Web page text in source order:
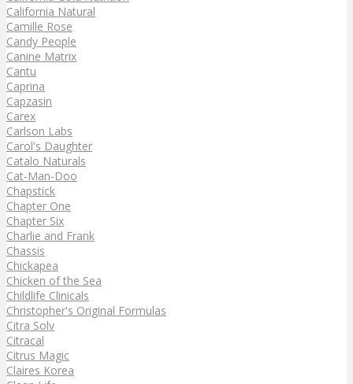
California Natural
Camille Rose
Candy People
Canine Matrix
Cantu
Caprina
Capzasin
Carex
Carlson Labs
Carol's Daughter
Catalo Naturals
Cat-Man-Doo
Chapstick
Chapter One
Chapter Six
Charlie and Frank
Chassis
Chickapea
Chicken of the Sea
Childlife Clinicals
Christopher's Original Formulas
Citra Solv
Citracal
Citrus Magic
Claires Korea